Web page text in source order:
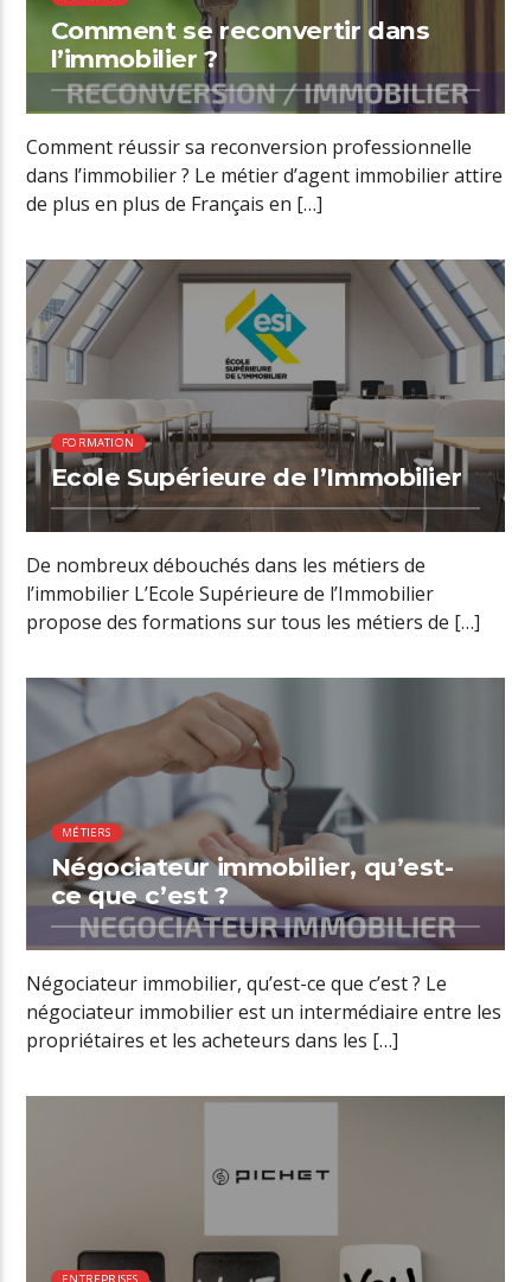
Comment se reconvertir dans
l’immobilier ?
Comment réussir sa reconversion professionnelle
dans l’immobilier ? Le métier d’agent immobilier attire
de plus en plus de Français en […]
00:25 READ TIME
FORMATION
Ecole Supérieure de l’Immobilier
De nombreux débouchés dans les métiers de
l’immobilier L’Ecole Supérieure de l’Immobilier
propose des formations sur tous les métiers de […]
00:41 READ TIME
MÉTIERS
Négociateur immobilier, qu’est-
ce que c’est ?
Négociateur immobilier, qu’est-ce que c’est ? Le
négociateur immobilier est un intermédiaire entre les
propriétaires et les acheteurs dans les […]
ENTREPRISES